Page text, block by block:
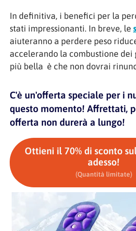
In definitiva, i benefici per la
stati impressionanti. In breve, le
aiuteranno a perdere peso
accelerando la combustione dei
più bella è che non dovrai
C'è un'offerta speciale per i
questo momento! Affrettati,
offerta non durerà a lungo!
Ottieni il 70% di sconto
adesso!
(Quantità limitate)